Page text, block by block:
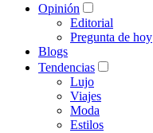
Opinión
Editorial
Pregunta de hoy
Blogs
Tendencias
Lujo
Viajes
Moda
Estilos